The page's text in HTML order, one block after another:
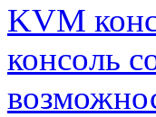
KVM
консоль